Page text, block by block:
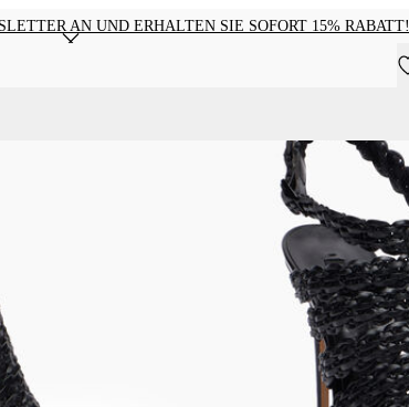
AN UND ERHALTEN SIE SOFORT 15% RABATT!